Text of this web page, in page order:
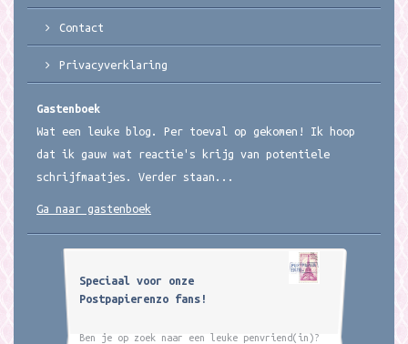
Contact
Privacyverklaring
Gastenboek
Wat een leuke blog. Per toeval op gekomen! Ik hoop
dat ik gauw wat reactie's krijg van potentiele
schrijfmaatjes. Verder staan...
Ga naar gastenboek
Speciaal voor onze
Postpapierenzo fans!
Ben je op zoek naar een leuke penvriend(in)?